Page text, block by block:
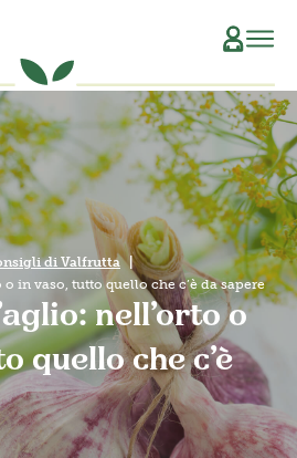
di Valfrutta
in vaso, tutto quello che c’è da sapere
nell’orto o
quello che c’è